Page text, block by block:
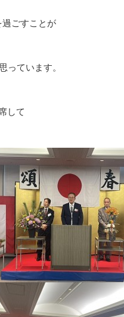
ごすことが
ています。
して